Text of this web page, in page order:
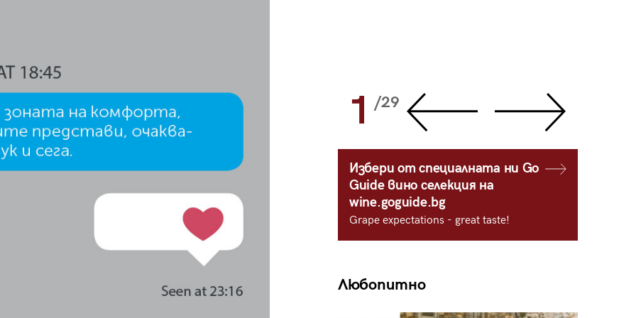
29 1 /29
Избери от специалната ни Go
Guide вино селекция на
wine.goguide.bg
Grape expectations - great taste!
Любопитно